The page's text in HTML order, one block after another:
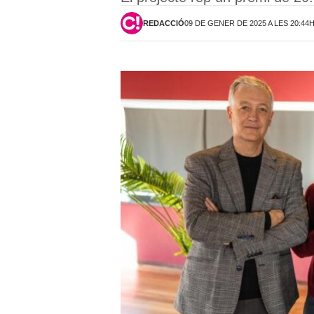
REDACCIÓ09 DE GENER DE 2025 A LES 20:44H